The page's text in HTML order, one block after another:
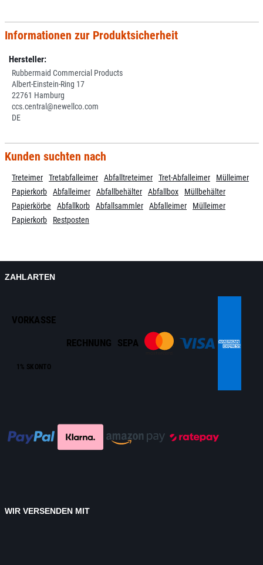
Informationen zur Produktsicherheit
Hersteller:
Rubbermaid Commercial Products
Albert-Einstein-Ring 17
22761 Hamburg
ccs.central@newellco.com
DE
Kunden suchten nach
Treteimer Tretabfalleimer Abfalltreteimer Tret-Abfalleimer
Mülleimer
Papierkorb
Abfalleimer Abfallbehälter Abfallbox
Müllbehälter
Papierkörbe
Abfallkorb Abfallsammler Abfalleimer
Mülleimer
Papierkorb
Restposten
ZAHLARTEN
VORKASSE
1% SKONTO
RECHNUNG SEPA
WIR VERSENDEN MIT